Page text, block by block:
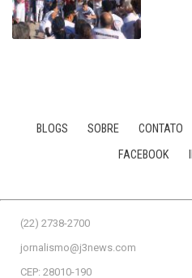
BLOGS SOBRE CONTATO
FACEBOOK
(22) 2738-2700
jornalismo@j3news.com
CEP: 28010-190